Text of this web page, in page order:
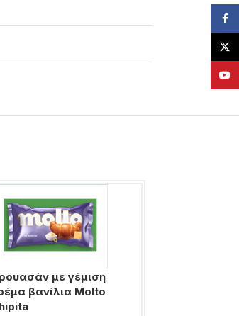
με γέμιση
βανίλια Molto